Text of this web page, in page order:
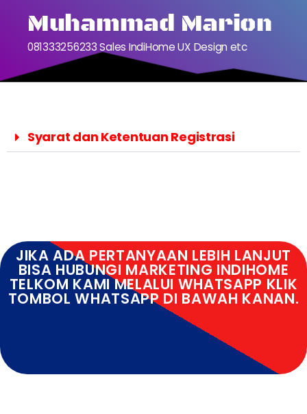
Muhammad Marion
081333256233 Sales IndiHome UX Design etc
Syarat dan Ketentuan Registrasi
JIKA ADA PERTANYAAN LEBIH LANJUT
BISA HUBUNGI MARKETING INDIHOME
TELKOM KAMI MELALUI WHATSAPP KLIK
TOMBOL WHATSAPP DI BAWAH KANAN.